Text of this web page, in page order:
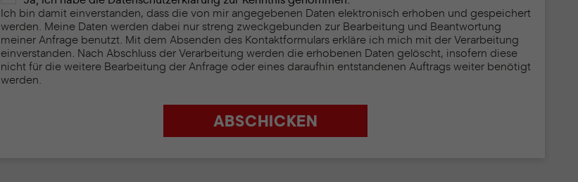
Ich bin damit einverstanden, dass die von mir angegebenen Daten elektronisch erhoben und gespeichert
werden. Meine Daten werden dabei nur streng zweckgebunden zur Bearbeitung und Beantwortung
meiner Anfrage benutzt. Mit dem Absenden des Kontaktformulars erkläre ich mich mit der Verarbeitung
einverstanden. Nach Abschluss der Verarbeitung werden die erhobenen Daten gelöscht, insofern diese
nicht für die weitere Bearbeitung der Anfrage oder eines daraufhin entstandenen Auftrags weiter benötigt
werden.